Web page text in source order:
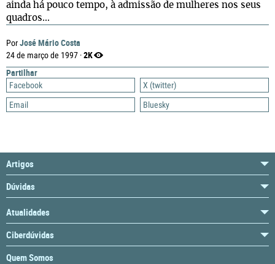
PorJosé Mário Costa
24 de março de 1997 ·2K
Partilhar
Facebook
X (twitter)
Email
Bluesky
ainda há pouco tempo, à admissão de mulheres nos seus
quadros...
Artigos
Dúvidas
Atualidades
Ciberdúvidas
Quem Somos